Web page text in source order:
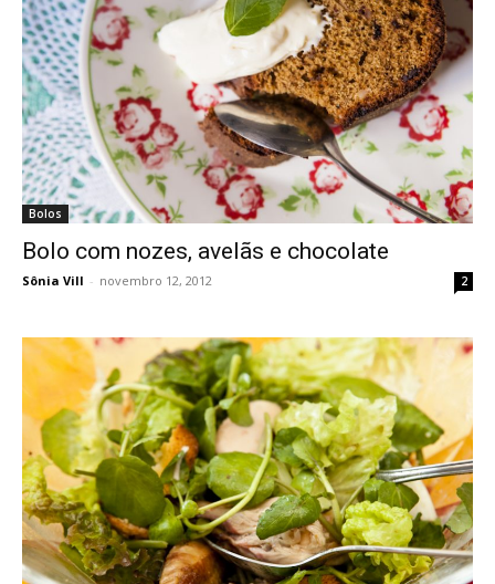
Bolos
Bolo com nozes, avelãs e chocolate
Sônia Vill - novembro 12, 2012 2